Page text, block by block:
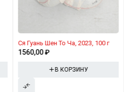
Ся Гуань Шен То Ча, 2023, 100 г
1560,00₽
В КОРЗИНУ